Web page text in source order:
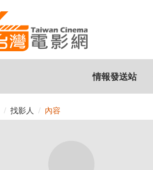
情報發送站
找影人 內容